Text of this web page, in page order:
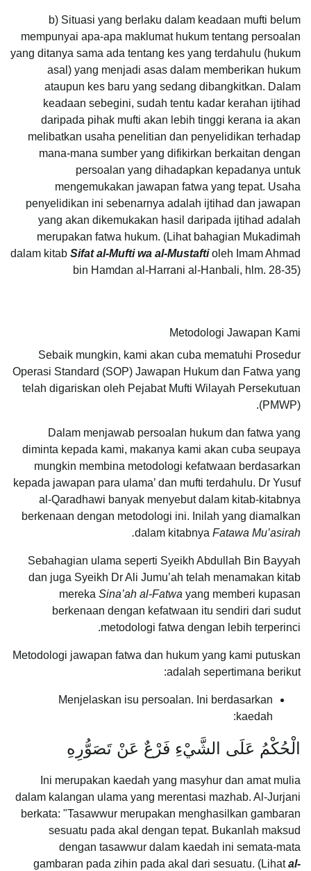
b) Situasi yang berlaku dalam keadaan mufti belum
mempunyai apa-apa maklumat hukum tentang persoalan
yang ditanya sama ada tentang kes yang terdahulu (hukum
asal) yang menjadi asas dalam memberikan hukum
ataupun kes baru yang sedang dibangkitkan. Dalam
keadaan sebegini, sudah tentu kadar kerahan ijtihad
daripada pihak mufti akan lebih tinggi kerana ia akan
melibatkan usaha penelitian dan penyelidikan terhadap
mana-mana sumber yang difikirkan berkaitan dengan
persoalan yang dihadapkan kepadanya untuk
mengemukakan jawapan fatwa yang tepat. Usaha
penyelidikan ini sebenarnya adalah ijtihad dan jawapan
yang akan dikemukakan hasil daripada ijtihad adalah
merupakan fatwa hukum. (Lihat bahagian Mukadimah
dalam kitab Sifat al-Mufti wa al-Mustaftioleh Imam Ahmad
bin Hamdan al-Harrani al-Hanbali, hlm. 28-35)
Metodologi Jawapan Kami
Sebaik mungkin, kami akan cuba mematuhi Prosedur
Operasi Standard (SOP) Jawapan Hukum dan Fatwa yang
telah digariskan oleh Pejabat Mufti Wilayah Persekutuan
(PMWP).
Dalam menjawab persoalan hukum dan fatwa yang
diminta kepada kami, makanya kami akan cuba seupaya
mungkin membina metodologi kefatwaan berdasarkan
kepada jawapan para ulama’ dan mufti terdahulu. Dr Yusuf
al-Qaradhawi banyak menyebut dalam kitab-kitabnya
berkenaan dengan metodologi ini. Inilah yang diamalkan
dalam kitabnya Fatawa Mu’asirah.
Sebahagian ulama seperti Syeikh Abdullah Bin Bayyah
dan juga Syeikh Dr Ali Jumu’ah telah menamakan kitab
mereka Sina’ah al-Fatwa yang memberi kupasan
berkenaan dengan kefatwaan itu sendiri dari sudut
metodologi fatwa dengan lebih terperinci.
Metodologi jawapan fatwa dan hukum yang kami putuskan
adalah sepertimana berikut:
Menjelaskan isu persoalan. Ini berdasarkan
kaedah:
الْحُكْمُ عَلَى الشَّيْءِ فَرْعٌ عَنْ تَصَوُّرِهِ
Ini merupakan kaedah yang masyhur dan amat mulia
dalam kalangan ulama yang merentasi mazhab. Al-Jurjani
berkata: "Tasawwur merupakan menghasilkan gambaran
sesuatu pada akal dengan tepat. Bukanlah maksud
dengan tasawwur dalam kaedah ini semata-mata
gambaran pada zihin pada akal dari sesuatu. (Lihatal-